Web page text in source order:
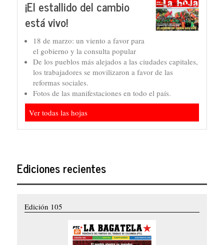
¡El estallido del cambio
está vivo!
18 de marzo: un viento a favor para
el gobierno y la consulta popular
De los pueblos más alejados a las ciudades capitales,
los trabajadores se movilizaron a favor de las
reformas sociales.
Fotos de las manifestaciones en todo el país.
Ver todas las hojas
Ediciones recientes
Edición 105